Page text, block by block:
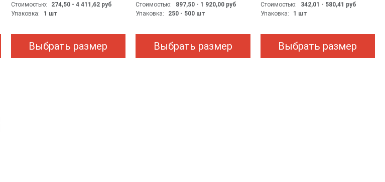
Стоимостью:
274,50 - 4 411,62 руб
Упаковка:
1 шт
Выбрать размер
Стоимостью:
897,50 - 1 920,00 руб
Упаковка:
250 - 500 шт
Выбрать размер
Стоимостью:
342,01 - 580,41 руб
Упаковка:
1 шт
Выбрать размер